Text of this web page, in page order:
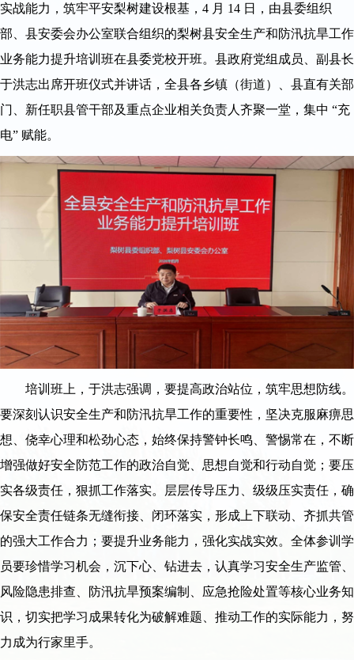
实战能力，筑牢平安梨树建设根基，4 月 14 日，由县委组织
部、县安委会办公室联合组织的梨树县安全生产和防汛抗旱工作
业务能力提升培训班在县委党校开班。县政府党组成员、副县长
于洪志出席开班仪式并讲话，全县各乡镇（街道）、县直有关部
门、新任职县管干部及重点企业相关负责人齐聚一堂，集中 “充
电” 赋能。
培训班上，于洪志强调，要提高政治站位，筑牢思想防线。
要深刻认识安全生产和防汛抗旱工作的重要性，坚决克服麻痹思
想、侥幸心理和松劲心态，始终保持警钟长鸣、警惕常在，不断
增强做好安全防范工作的政治自觉、思想自觉和行动自觉；要压
实各级责任，狠抓工作落实。层层传导压力、级级压实责任，确
保安全责任链条无缝衔接、闭环落实，形成上下联动、齐抓共管
的强大工作合力；要提升业务能力，强化实战实效。全体参训学
员要珍惜学习机会，沉下心、钻进去，认真学习安全生产监管、
风险隐患排查、防汛抗旱预案编制、应急抢险处置等核心业务知
识，切实把学习成果转化为破解难题、推动工作的实际能力，努
力成为行家里手。